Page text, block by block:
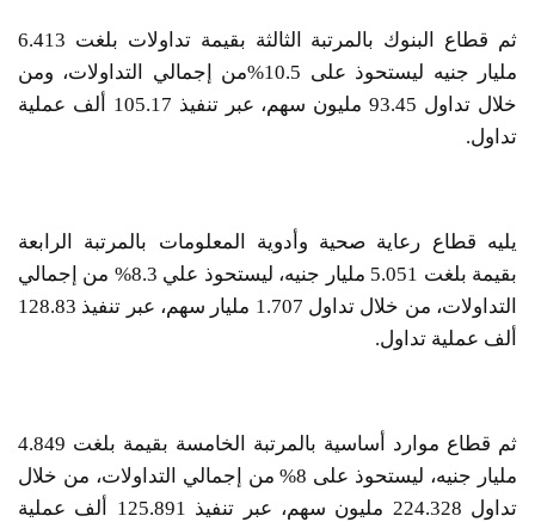
ثم قطاع البنوك بالمرتبة الثالثة بقيمة تداولات بلغت 6.413
مليار جنيه ليستحوذ على 10.5%من إجمالي التداولات، ومن
خلال تداول 93.45 مليون سهم، عبر تنفيذ 105.17 ألف عملية
تداول.
يليه قطاع رعاية صحية وأدوية المعلومات بالمرتبة الرابعة
بقيمة بلغت 5.051 مليار جنيه، ليستحوذ علي 8.3% من إجمالي
التداولات، من خلال تداول 1.707 مليار سهم، عبر تنفيذ 128.83
ألف عملية تداول.
ثم قطاع موارد أساسية بالمرتبة الخامسة بقيمة بلغت 4.849
مليار جنيه، ليستحوذ على 8% من إجمالي التداولات، من خلال
تداول 224.328 مليون سهم، عبر تنفيذ 125.891 ألف عملية